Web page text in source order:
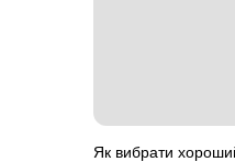
Як вибрати